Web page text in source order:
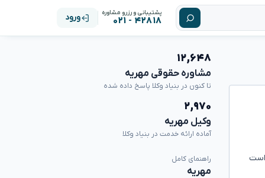
پشتیبانی و رزرو مشاوره
۴۲۸۱۸ - ۰۲۱ ورود
پیدا کنم یکی از خانه هایش هست که به متراژ ۵۰ متر است
۱۲,۶۴۸
مشاوره حقوقی مهریه
تا کنون در بنیاد وکلا پاسخ داده شده
۲,۹۷۰
وکیل مهریه
آماده ارائه خدمت در بنیاد وکلا
راهنمای کامل
مهریه